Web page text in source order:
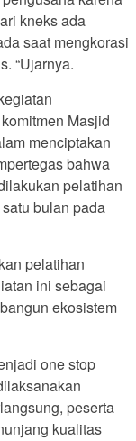
kneks ada
saat mengkorasi
“Ujarnya.
Masjid
menciptakan
bahwa
pelatihan
bulan pada
pelatihan
ini sebagai
ekosistem
one stop
peserta
kualitas